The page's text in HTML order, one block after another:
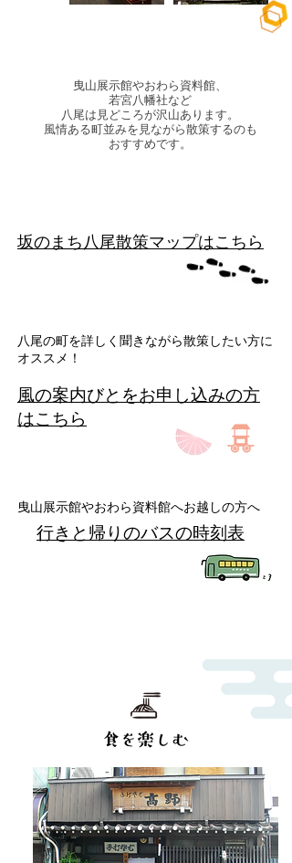
曳山展示館やおわら資料館、
若宮八幡社など
八尾は見どころが沢山あります。
風情ある町並みを見ながら散策するのも
​おすすめです。
​坂のまち八尾散策マップはこちら
​八尾の町を詳しく聞きながら散策したい方に
オススメ！
風の案内びとをお申し込みの方
はこちら
曳山展示館やおわら資料館へお越しの方へ
行きと帰りのバスの時刻表